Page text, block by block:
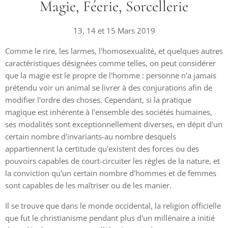
Magie, Féerie, Sorcellerie
13, 14 et 15 Mars 2019
Comme le rire, les larmes, l'homosexualité, et quelques autres
caractéristiques désignées comme telles, on peut considérer
que la magie est le propre de l'homme : personne n'a jamais
prétendu voir un animal se livrer à des conjurations afin de
modifier l'ordre des choses. Cependant, si la pratique
magique est inhérente à l'ensemble des sociétés humaines,
ses modalités sont exceptionnellement diverses, en dépit d'un
certain nombre d'invariants-au nombre desquels
appartiennent la certitude qu'existent des forces ou des
pouvoirs capables de court-circuiter les règles de la nature, et
la conviction qu'un certain nombre d'hommes et de femmes
sont capables de les maîtriser ou de les manier.
Il se trouve que dans le monde occidental, la religion officielle
que fut le christianisme pendant plus d'un millénaire a initié